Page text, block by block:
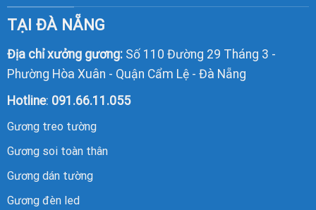
TẠI ĐÀ NẴNG
Địa chỉ xưởng gương:Số 110 Đường 29 Tháng 3 -
Phường Hòa Xuân - Quận Cẩm Lệ - Đà Nẵng
Hotline: 091.66.11.055
Gương treo tường
Gương soi toàn thân
Gương dán tường
Gương đèn led